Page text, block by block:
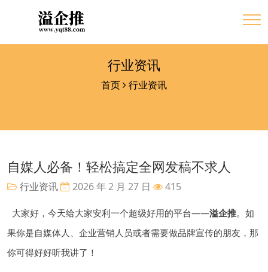
行业资讯
首页 行业资讯
自媒人必备！轻松搞定全网发稿不求人
行业资讯 2026 年 2 月 27 日 415
大家好，今天给大家安利一个超级好用的平台——溢企推。如
果你是自媒体人、企业营销人员或者需要做品牌宣传的朋友，那
你可得好好听我讲了！